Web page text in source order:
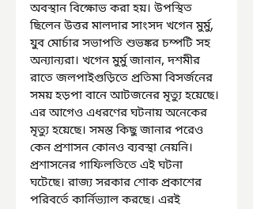
অবস্থান বিক্ষোভ করা হয়। উপস্থিত
ছিলেন উত্তর মালদার সাংসদ খগেন মুর্মু,
যুব মোর্চার সভাপতি শুভঙ্কর চম্পটি সহ
অন্যান্যরা। খগেন মুর্মু জানান, দশমীর
রাতে জলপাইগুড়িতে প্রতিমা বিসর্জনের
সময় হড়পা বানে আটজনের মৃত্যু হয়েছে।
এর আগেও এধরণের ঘটনায় অনেকের
মৃত্যু হয়েছে। সমস্ত কিছু জানার পরেও
কেন প্রশাসন কোনও ব্যবস্থা নেয়নি।
প্রশাসনের গাফিলতিতে এই ঘটনা
ঘটেছে। রাজ্য সরকার শোক প্রকাশের
পরিবর্তে কার্নিভ্যাল করছে। এরই